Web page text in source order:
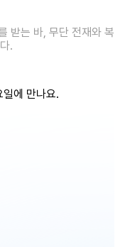
받는 바, 무단 전재와 복
.
에 만나요.